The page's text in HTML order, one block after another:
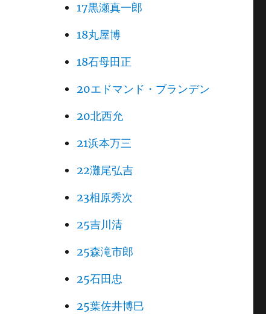
17黒瀬真一郎
18丸屋博
18石母田正
20エドマンド・ブランデン
20北西允
21浜本万三
22灘尾弘吉
23相原秀次
25吉川清
25森滝市郎
25石田忠
25葉佐井博巳